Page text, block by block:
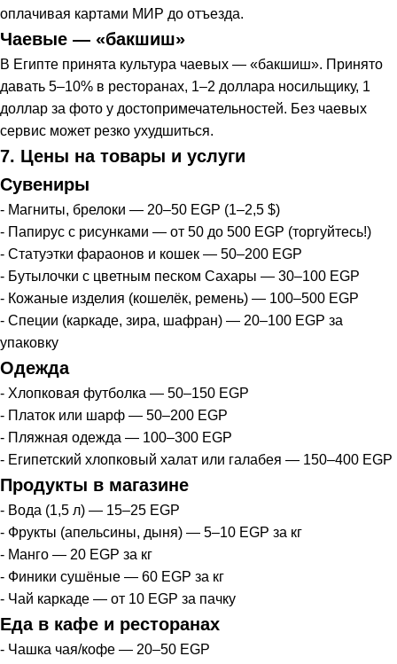
оплачивая картами МИР до отъезда.
Чаевые — «бакшиш»
В Египте принята культура чаевых — «бакшиш». Принято
давать 5–10% в ресторанах, 1–2 доллара носильщику, 1
доллар за фото у достопримечательностей. Без чаевых
сервис может резко ухудшиться.
7. Цены на товары и услуги
Сувениры
- Магниты, брелоки — 20–50 EGP (1–2,5 $)
- Папирус с рисунками — от 50 до 500 EGP (торгуйтесь!)
- Статуэтки фараонов и кошек — 50–200 EGP
- Бутылочки с цветным песком Сахары — 30–100 EGP
- Кожаные изделия (кошелёк, ремень) — 100–500 EGP
- Специи (каркаде, зира, шафран) — 20–100 EGP за
упаковку
Одежда
- Хлопковая футболка — 50–150 EGP
- Платок или шарф — 50–200 EGP
- Пляжная одежда — 100–300 EGP
- Египетский хлопковый халат или галабея — 150–400 EGP
Продукты в магазине
- Вода (1,5 л) — 15–25 EGP
- Фрукты (апельсины, дыня) — 5–10 EGP за кг
- Манго — 20 EGP за кг
- Финики сушёные — 60 EGP за кг
- Чай каркаде — от 10 EGP за пачку
Еда в кафе и ресторанах
- Чашка чая/кофе — 20–50 EGP